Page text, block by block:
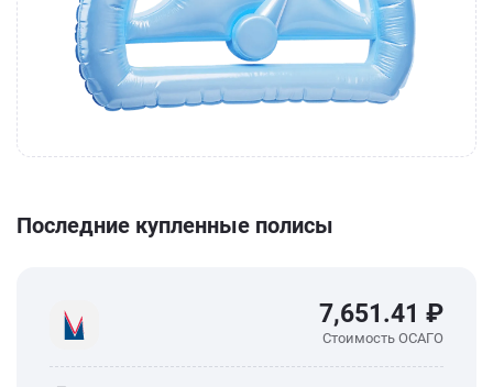
Последние купленные полисы
7,651.41 ₽
Стоимость ОСАГО